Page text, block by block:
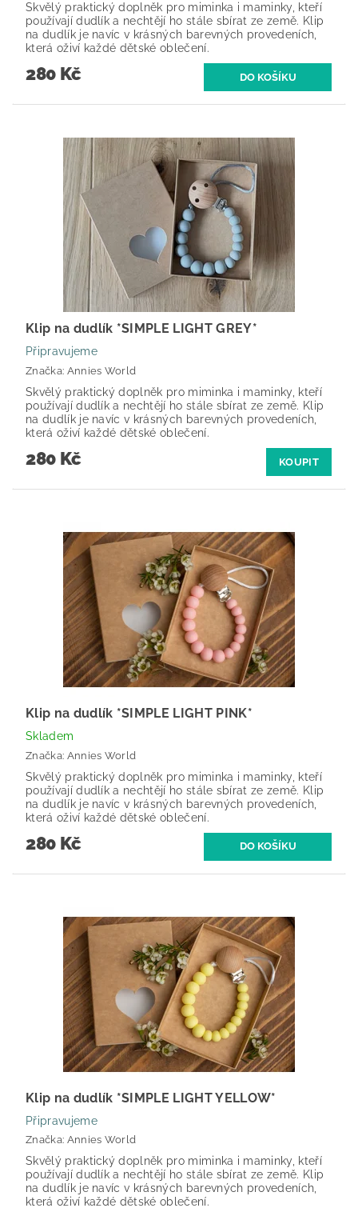
Skvělý praktický doplněk pro miminka i maminky, kteří
používají dudlík a nechtějí ho stále sbírat ze země. Klip
na dudlík je navíc v krásných barevných provedeních,
která oživí každé dětské oblečení.
280 Kč
Klip na dudlík *SIMPLE LIGHT GREY*
Připravujeme
Značka: Annies World
Skvělý praktický doplněk pro miminka i maminky, kteří
používají dudlík a nechtějí ho stále sbírat ze země. Klip
na dudlík je navíc v krásných barevných provedeních,
která oživí každé dětské oblečení.
280 Kč KOUPIT
Klip na dudlík *SIMPLE LIGHT PINK*
Skladem
Značka: Annies World
Skvělý praktický doplněk pro miminka i maminky, kteří
používají dudlík a nechtějí ho stále sbírat ze země. Klip
na dudlík je navíc v krásných barevných provedeních,
která oživí každé dětské oblečení.
280 Kč
Klip na dudlík *SIMPLE LIGHT YELLOW*
Připravujeme
Značka: Annies World
Skvělý praktický doplněk pro miminka i maminky, kteří
používají dudlík a nechtějí ho stále sbírat ze země. Klip
na dudlík je navíc v krásných barevných provedeních,
která oživí každé dětské oblečení.